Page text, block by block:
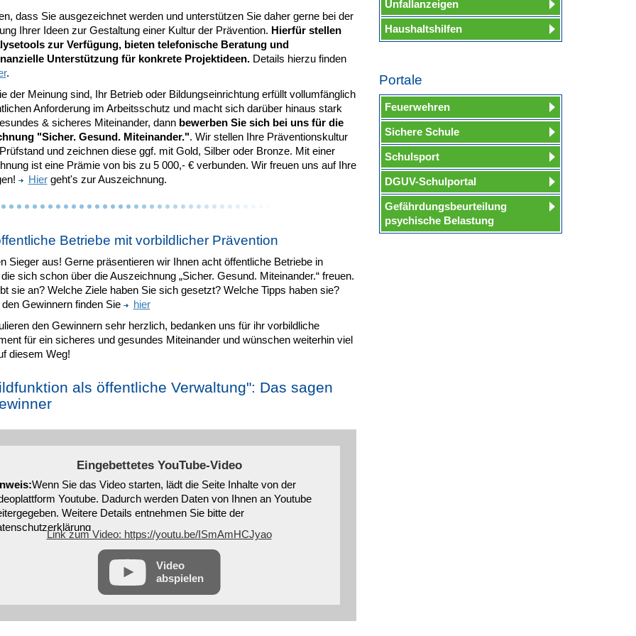
dass Sie ausgezeichnet werden und unterstützen Sie daher gerne bei der
Ihrer Ideen zur Gestaltung einer Kultur der Prävention. Hierfür stellen
zur Verfügung, bieten telefonische Beratung und
Unterstützung für konkrete Projektideen.Details hierzu finden
.
der Meinung sind, Ihr Betrieb oder Bildungseinrichtung erfüllt vollumfänglich
Anforderung im Arbeitsschutz und macht sich darüber hinaus stark
& sicheres Miteinander, dann bewerben Sie sich bei uns für die
"Sicher. Gesund. Miteinander.". Wir stellen Ihre Präventionskultur
und zeichnen diese ggf. mit Gold, Silber oder Bronze. Mit einer
ist eine Prämie von bis zu 5 000,- € verbunden. Wir freuen uns auf Ihre
Hiergeht's zur Auszeichnung.
Betriebe mit vorbildlicher Prävention
Sieger aus! Gerne präsentieren wir Ihnen acht öffentliche Betriebe in
sich schon über die Auszeichnung „Sicher. Gesund. Miteinander.“ freuen.
sie an? Welche Ziele haben Sie sich gesetzt? Welche Tipps haben sie?
Gewinnern finden Sie
hier
den Gewinnern sehr herzlich, bedanken uns für ihr vorbildliche
für ein sicheres und gesundes Miteinander und wünschen weiterhin viel
diesem Weg!
als öffentliche Verwaltung": Das sagen
Eingebettetes YouTube-Video
Wenn Sie das Video starten, lädt die Seite Inhalte von der
Youtube. Dadurch werden Daten von Ihnen an Youtube
Weitere Details entnehmen Sie bitte der
Link zum Video: https://youtu.be/ISmAmHCJyao
Video
abspielen
Unfallanzeigen
Haushaltshilfen
Portale
Feuerwehren
Sichere Schule
Schulsport
DGUV-Schulportal
Gefährdungsbeurteilung
psychische Belastung